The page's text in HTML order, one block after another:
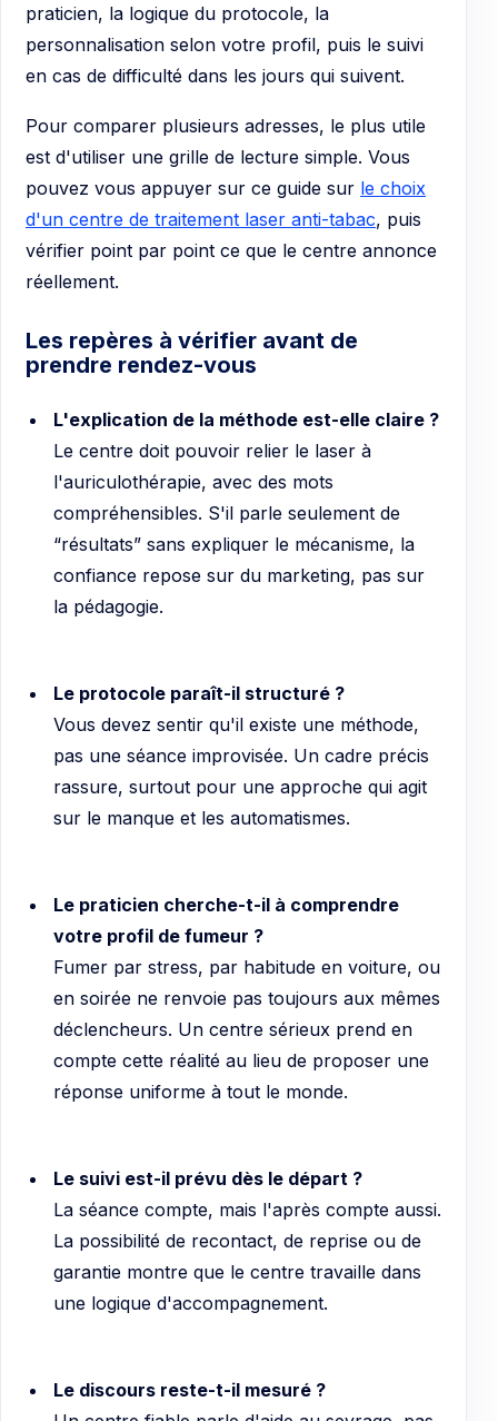
praticien, la logique du protocole, la
personnalisation selon votre profil, puis le suivi
en cas de difficulté dans les jours qui suivent.
Pour comparer plusieurs adresses, le plus utile
est d'utiliser une grille de lecture simple. Vous
pouvez vous appuyer sur ce guide sur le choix
d'un centre de traitement laser anti-tabac, puis
vérifier point par point ce que le centre annonce
réellement.
Les repères à vérifier avant de
prendre rendez-vous
L'explication de la méthode est-elle claire ?
Le centre doit pouvoir relier le laser à
l'auriculothérapie, avec des mots
compréhensibles. S'il parle seulement de
“résultats” sans expliquer le mécanisme, la
confiance repose sur du marketing, pas sur
la pédagogie.
Le protocole paraît-il structuré ?
Vous devez sentir qu'il existe une méthode,
pas une séance improvisée. Un cadre précis
rassure, surtout pour une approche qui agit
sur le manque et les automatismes.
Le praticien cherche-t-il à comprendre
votre profil de fumeur ?
Fumer par stress, par habitude en voiture, ou
en soirée ne renvoie pas toujours aux mêmes
déclencheurs. Un centre sérieux prend en
compte cette réalité au lieu de proposer une
réponse uniforme à tout le monde.
Le suivi est-il prévu dès le départ ?
La séance compte, mais l'après compte aussi.
La possibilité de recontact, de reprise ou de
garantie montre que le centre travaille dans
une logique d'accompagnement.
Le discours reste-t-il mesuré ?